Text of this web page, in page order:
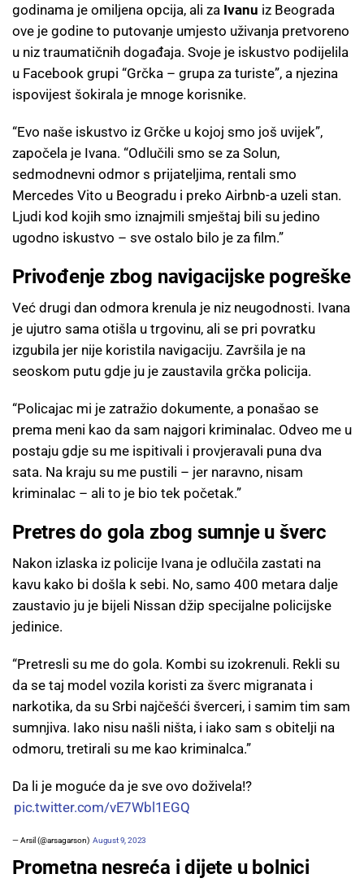
godinama je omiljena opcija, ali za Ivanu iz Beograda
ove je godine to putovanje umjesto uživanja pretvoreno
u niz traumatičnih događaja. Svoje je iskustvo podijelila
u Facebook grupi “Grčka – grupa za turiste”, a njezina
ispovijest šokirala je mnoge korisnike.
“Evo naše iskustvo iz Grčke u kojoj smo još uvijek”,
započela je Ivana. “Odlučili smo se za Solun,
sedmodnevni odmor s prijateljima, rentali smo
Mercedes Vito u Beogradu i preko Airbnb-a uzeli stan.
Ljudi kod kojih smo iznajmili smještaj bili su jedino
ugodno iskustvo – sve ostalo bilo je za film.”
Privođenje zbog navigacijske pogreške
Već drugi dan odmora krenula je niz neugodnosti. Ivana
je ujutro sama otišla u trgovinu, ali se pri povratku
izgubila jer nije koristila navigaciju. Završila je na
seoskom putu gdje ju je zaustavila grčka policija.
“Policajac mi je zatražio dokumente, a ponašao se
prema meni kao da sam najgori kriminalac. Odveo me u
postaju gdje su me ispitivali i provjeravali puna dva
sata. Na kraju su me pustili – jer naravno, nisam
kriminalac – ali to je bio tek početak.”
Pretres do gola zbog sumnje u šverc
Nakon izlaska iz policije Ivana je odlučila zastati na
kavu kako bi došla k sebi. No, samo 400 metara dalje
zaustavio ju je bijeli Nissan džip specijalne policijske
jedinice.
“Pretresli su me do gola. Kombi su izokrenuli. Rekli su
da se taj model vozila koristi za šverc migranata i
narkotika, da su Srbi najčešći šverceri, i samim tim sam
sumnjiva. Iako nisu našli ništa, i iako sam s obitelji na
odmoru, tretirali su me kao kriminalca.”
Da li je moguće da je sve ovo doživela!?
pic.twitter.com/vE7Wbl1EGQ
— Arsil (@arsagarson) August 9, 2023
Prometna nesreća i dijete u bolnici